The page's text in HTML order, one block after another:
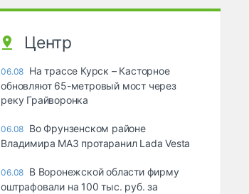
Центр
06.08 На трассе Курск – Касторное
обновляют 65-метровый мост через
реку Грайворонка
06.08 Во Фрунзенском районе
Владимира МАЗ протаранил Lada Vesta
06.08 В Воронежской области фирму
оштрафовали на 100 тыс. руб. за